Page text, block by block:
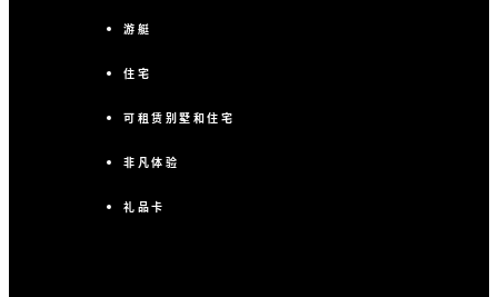
游艇
住宅
可租赁别墅和住宅
非凡体验
礼品卡